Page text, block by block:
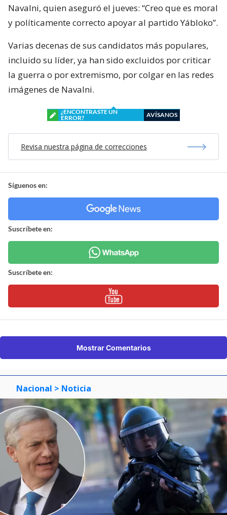
Navalni, quien aseguró el jueves: “Creo que es moral
y políticamente correcto apoyar al partido Yábloko”.
Varias decenas de sus candidatos más populares,
incluido su líder, ya han sido excluidos por criticar
la guerra o por extremismo, por colgar en las redes
imágenes de Navalni.
¿ENCONTRASTE UN
ERROR?
AVÍSANOS
Revisa nuestra página de correcciones
Síguenos en:
Suscríbete en:
Suscríbete en:
Mostrar Comentarios
Nacional > Noticia